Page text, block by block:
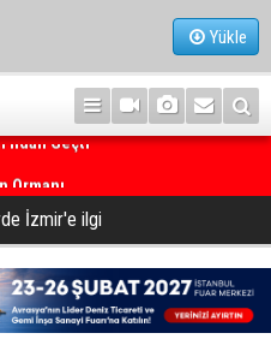
Yükle
İzmir'e ilgi